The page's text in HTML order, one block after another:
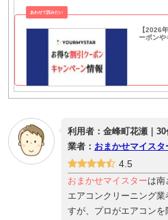
【2026
ーポンや
利用者：金峰町花瀬｜30
業者： おまかせマイス
4.5
おまかせマイスターは南
エアコンクリーニング
すが、プロがエアコンを